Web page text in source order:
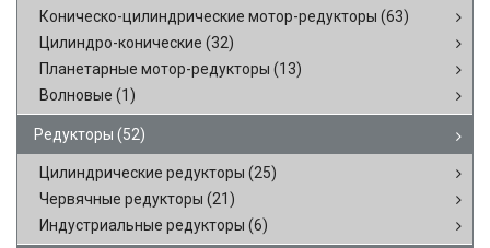
Коническо-цилиндрические мотор-редукторы (63)
Цилиндро-конические (32)
Планетарные мотор-редукторы (13)
Волновые (1)
Редукторы (52)
Цилиндрические редукторы (25)
Червячные редукторы (21)
Индустриальные редукторы (6)